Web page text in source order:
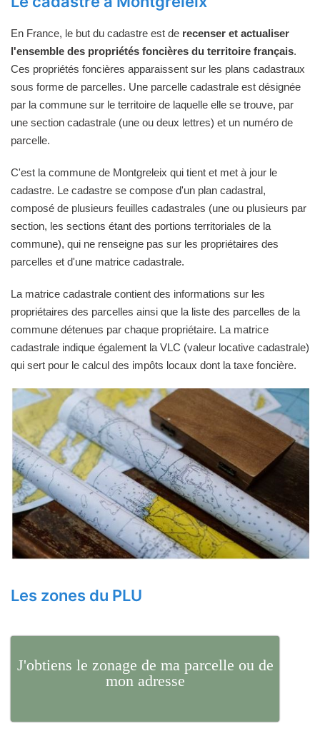
En France, le but du cadastre est de recenser et actualiser
l'ensemble des propriétés foncières du territoire français.
Ces propriétés foncières apparaissent sur les plans cadastraux
sous forme de parcelles. Une parcelle cadastrale est désignée
par la commune sur le territoire de laquelle elle se trouve, par
une section cadastrale (une ou deux lettres) et un numéro de
parcelle.
C'est la commune de Montgreleix qui tient et met à jour le
cadastre. Le cadastre se compose d'un plan cadastral,
composé de plusieurs feuilles cadastrales (une ou plusieurs par
section, les sections étant des portions territoriales de la
commune), qui ne renseigne pas sur les propriétaires des
parcelles et d'une matrice cadastrale.
La matrice cadastrale contient des informations sur les
propriétaires des parcelles ainsi que la liste des parcelles de la
commune détenues par chaque propriétaire. La matrice
cadastrale indique également la VLC (valeur locative cadastrale)
qui sert pour le calcul des impôts locaux dont la taxe foncière.
Les zones du PLU
J'obtiens le zonage de ma parcelle ou de
mon adresse